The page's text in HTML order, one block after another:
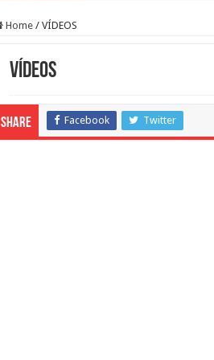
Home / VÍDEOS
VÍDEOS
Share Facebook Twitter